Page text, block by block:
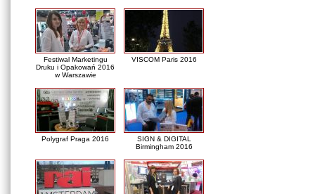
Festiwal Marketingu
Druku i Opakowań 2016
w Warszawie
VISCOM Paris 2016
Polygraf Praga 2016
SIGN & DIGITAL
Birmingham 2016